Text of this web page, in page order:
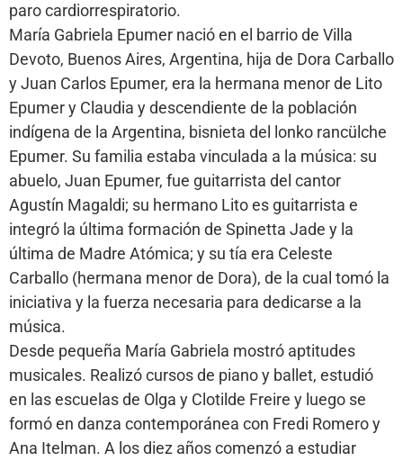
paro cardiorrespiratorio.
María Gabriela Epumer nació en el barrio de Villa
Devoto, Buenos Aires, Argentina, hija de Dora Carballo
y Juan Carlos Epumer, era la hermana menor de Lito
Epumer y Claudia y descendiente de la población
indígena de la Argentina, bisnieta del lonko rancülche
Epumer. Su familia estaba vinculada a la música: su
abuelo, Juan Epumer, fue guitarrista del cantor
Agustín Magaldi; su hermano Lito es guitarrista e
integró la última formación de Spinetta Jade y la
última de Madre Atómica; y su tía era Celeste
Carballo (hermana menor de Dora), de la cual tomó la
iniciativa y la fuerza necesaria para dedicarse a la
música.
Desde pequeña María Gabriela mostró aptitudes
musicales. Realizó cursos de piano y ballet, estudió
en las escuelas de Olga y Clotilde Freire y luego se
formó en danza contemporánea con Fredi Romero y
Ana Itelman. A los diez años comenzó a estudiar